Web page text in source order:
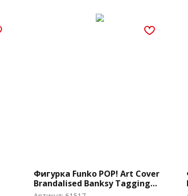
Фигурка Funko POP! Art Cover
Brandalised Banksy Tagging
Robot w/Case (02)